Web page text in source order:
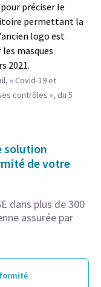
préciser le
permettant la
logo est
les masques
2021.
« Covid-19 et
contrôles », du 5
solution
de votre
dans plus de 300
assurée par